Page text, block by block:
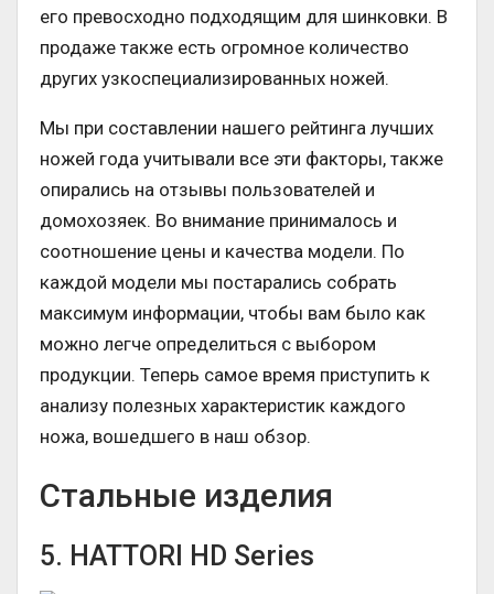
его превосходно подходящим для шинковки. В
продаже также есть огромное количество
других узкоспециализированных ножей.
Мы при составлении нашего рейтинга лучших
ножей года учитывали все эти факторы, также
опирались на отзывы пользователей и
домохозяек. Во внимание принималось и
соотношение цены и качества модели. По
каждой модели мы постарались собрать
максимум информации, чтобы вам было как
можно легче определиться с выбором
продукции. Теперь самое время приступить к
анализу полезных характеристик каждого
ножа, вошедшего в наш обзор.
Стальные изделия
5. HATTORI HD Series